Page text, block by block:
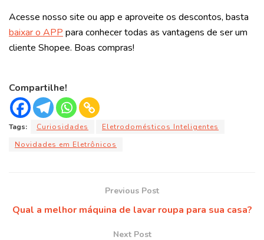
Acesse nosso site ou app e aproveite os descontos, basta
baixar o APPpara conhecer todas as vantagens de ser um
cliente Shopee. Boas compras!
Compartilhe!
Tags: Curiosidades
Eletrodomésticos Inteligentes
Novidades em Eletrônicos
Previous Post
Qual a melhor máquina de lavar roupa para sua casa?
Next Post